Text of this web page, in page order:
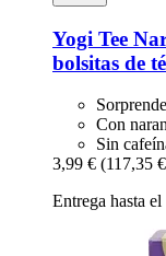
Yogi Tee
bolsitas de
Con
Sin
3,99 € (117,35
Entrega hasta